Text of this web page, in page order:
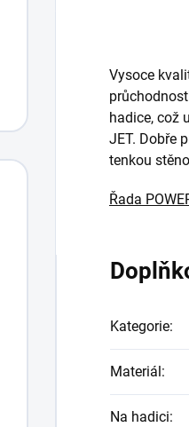
Vysoce
hadice, což
JET. Dobře
tenkou
Řada
Kategorie:
Materiál :
Na hadici: